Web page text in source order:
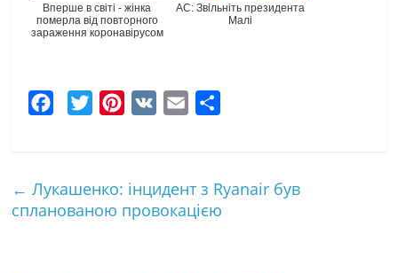
Вперше в світі - жінка
померла від повторного
зараження коронавірусом
AC: Звільніть президента
Малі
т
← Лукашенко: інцидент з Ryanair був
спланованою провокацією